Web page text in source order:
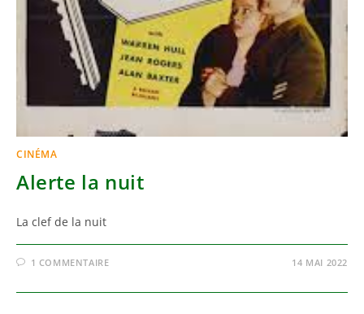
CINÉMA
Alerte la nuit
La clef de la nuit
1 COMMENTAIRE 14 MAI 2022